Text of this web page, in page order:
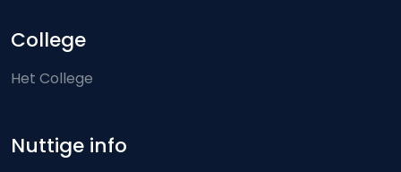
College
Het College
Nuttige info